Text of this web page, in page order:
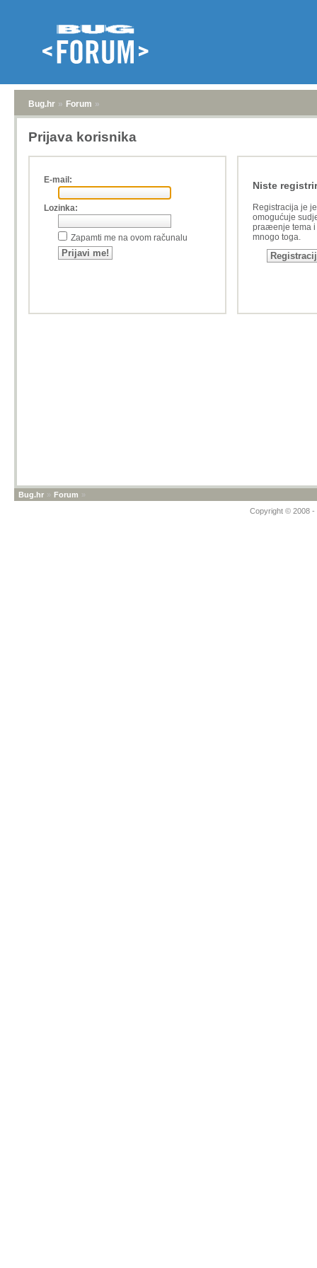
Bug.hr » Forum »
Prijava korisnika
E-mail:
Lozinka:
Zapamti me na ovom računalu
Niste
Registracija je
omogućuje
praæenje tema i
mnogo toga.
Bug.hr » Forum »
Copyright © 2008 -